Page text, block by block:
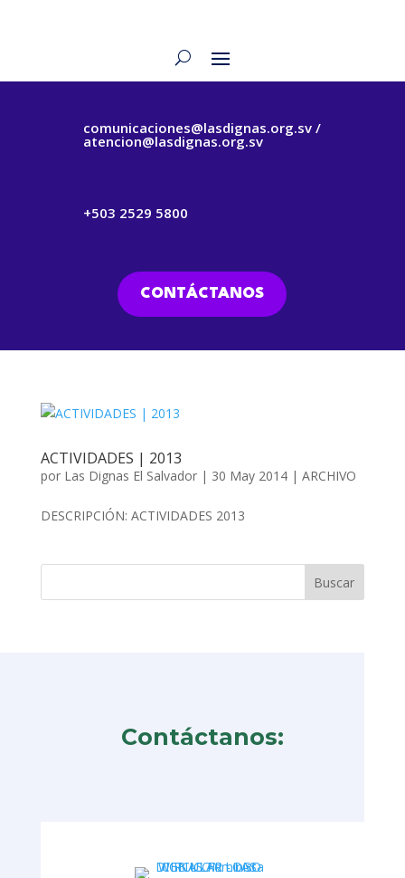
comunicaciones@lasdignas.org.sv /
atencion@lasdignas.org.sv
+503 2529 5800
CONTÁCTANOS
ACTIVIDADES | 2013
por Las Dignas El Salvador| 30 May 2014| ARCHIVO
DESCRIPCIÓN: ACTIVIDADES 2013
Contáctanos: